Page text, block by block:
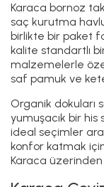
Karaca bornoz
saç kurutma
birlikte bir paket
kalite standartlı
malzemelerle
saf pamuk ve
Organik dokuları
yumuşacık bir his
ideal seçimler
konfor katmak
Karaca